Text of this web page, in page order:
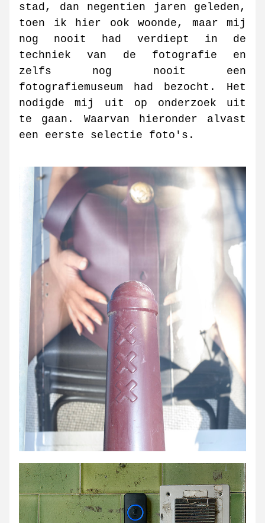
stad, dan negentien jaren geleden,
toen ik hier ook woonde, maar mij
nog nooit had verdiept in de
techniek van de fotografie en
zelfs nog nooit een
fotografiemuseum had bezocht. Het
nodigde mij uit op onderzoek uit
te gaan. Waarvan hieronder alvast
een eerste selectie foto's.